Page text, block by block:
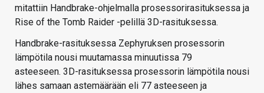
mitattiin Handbrake-ohjelmalla prosessorirasituksessa ja
Rise of the Tomb Raider -pelillä 3D-rasituksessa.
Handbrake-rasituksessa Zephyruksen prosessorin
lämpötila nousi muutamassa minuutissa 79
asteeseen. 3D-rasituksessa prosessorin lämpötila nousi
lähes samaan astemäärään eli 77 asteeseen ja